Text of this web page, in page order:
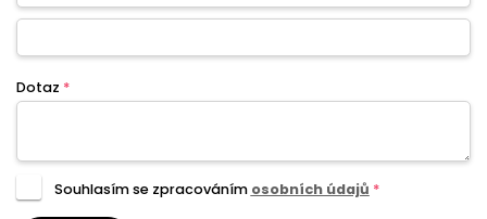
Dotaz *
Souhlasím se zpracováním osobních údajů *